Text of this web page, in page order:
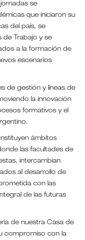
se
que iniciaron su
del país, se
de Trabajo y se
a la formación de
escenarios
de gestión y líneas de
la innovación
formativos y el
ámbitos
las facultades de
intercambian
al desarrollo de
con las
de las futuras
de nuestra Casa de
compromiso con la